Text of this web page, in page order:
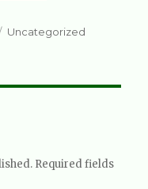
Categories
Uncategorized
Required fields